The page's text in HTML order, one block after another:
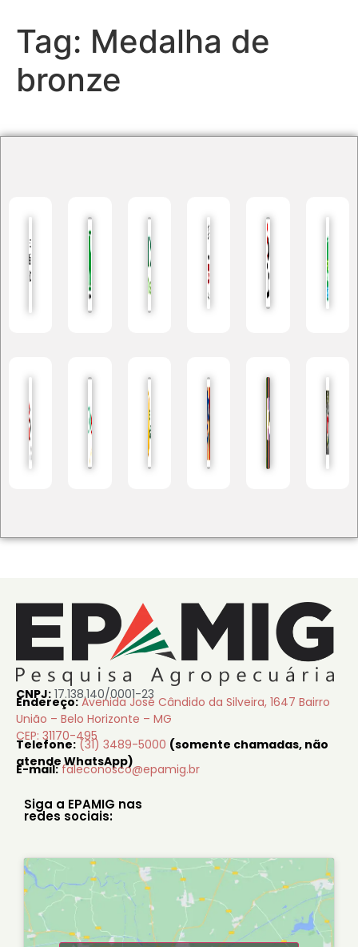
Tag: Medalha de
bronze
CNPJ: 17.138.140/0001-23
Endereço: Avenida José Cândido da Silveira, 1647 Bairro
União – Belo Horizonte – MG
CEP: 31170-495
Telefone: (31) 3489-5000 (somente chamadas, não
atende WhatsApp)
E-mail: faleconosco@epamig.br
Siga a EPAMIG nas
redes sociais: